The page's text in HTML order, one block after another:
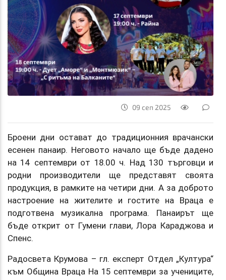
09 сеп 2025
Броени дни остават до традиционния врачански
есенен панаир. Неговото начало ще бъде дадено
на 14 септември от 18.00 ч. Над 130 търговци и
родни производители ще представят своята
продукция, в рамките на четири дни. А за доброто
настроение на жителите и гостите на Враца е
подготвена музикална програма. Панаирът ще
бъде открит от Гумени глави, Лора Караджова и
Спенс.
Радосвета Крумова – гл. експерт Отдел „Култура“
към Община Враца На 15 септември за учениците,